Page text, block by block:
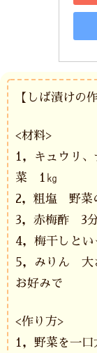
【しば漬けの
<材料>
1，キュウリ
菜 1㎏
2，粗塩 野菜
3，赤梅酢 3
4，梅干しと
5，みりん 大
お好みで
<作り方>
1，野菜を一口